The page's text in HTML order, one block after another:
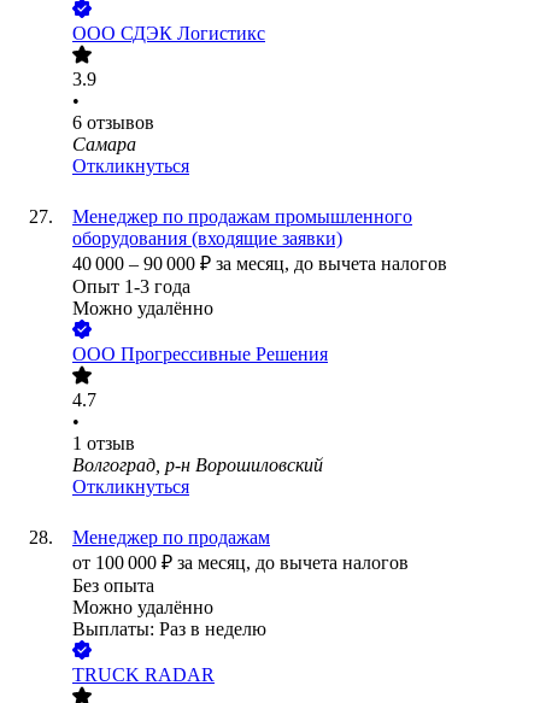
ООО СДЭК Логистикс
3.9
•
6 отзывов
Самара
Откликнуться
Менеджер по продажам промышленного
оборудования (входящие заявки)
40 000 – 90 000 ₽ за месяц, до вычета налогов
Опыт 1-3 года
Можно удалённо
ООО Прогрессивные Решения
4.7
•
1 отзыв
Волгоград, р-н Ворошиловский
Откликнуться
Менеджер по продажам
от 100 000 ₽ за месяц, до вычета налогов
Без опыта
Можно удалённо
Выплаты: Раз в неделю
TRUCK RADAR